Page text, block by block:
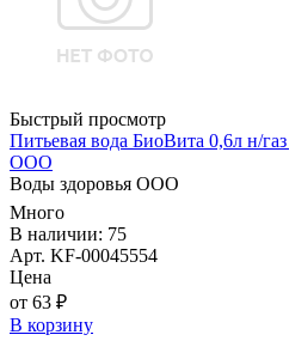
Быстрый просмотр
Питьевая вода БиоВита 0,6л н/
ООО
Воды здоровья ООО
Много
В наличии: 75
Арт. KF-00045554
Цена
от 63 ₽
В корзину